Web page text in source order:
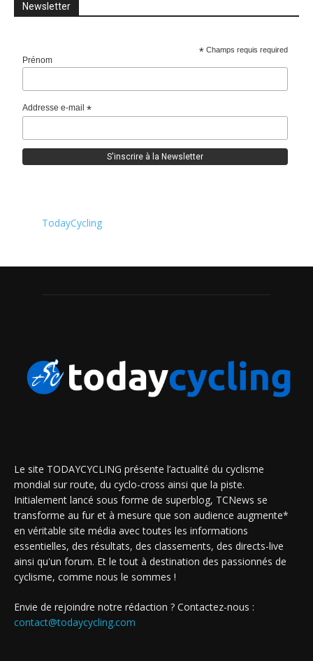
Newsletter
* Champs requis required
Prénom
Addresse e-mail*
TodayCycling
Le site TODAYCYCLING présente l’actualité du cyclisme
mondial sur route, du cyclo-cross ainsi que la piste.
Initialement lancé sous forme de superblog, TCNews se
transforme au fur et à mesure que son audience augmente*
en véritable site média avec toutes les informations
essentielles, des résultats, des classements, des directs-live
ainsi qu'un forum. Et le tout à destination des passionnés de
cyclisme, comme nous le sommes !
Envie de rejoindre notre rédaction ? Contactez-nous :
contact@todaycycling.com